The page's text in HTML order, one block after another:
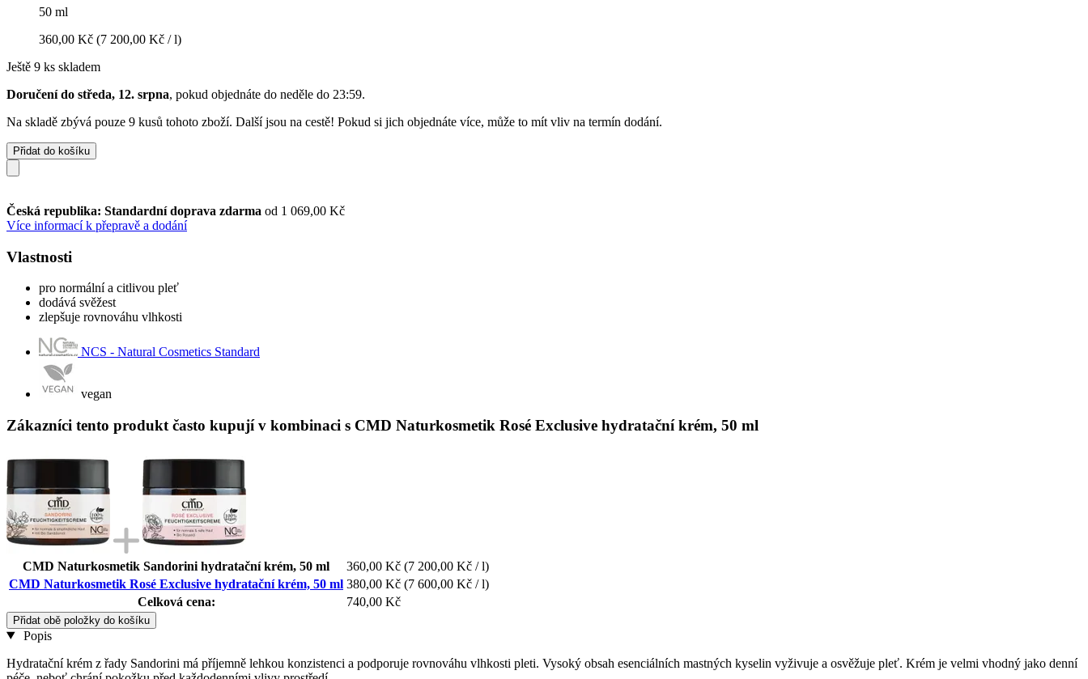
50 ml
360,00 Kč (7 200,00 Kč / l)
Ještě 9 ks skladem
Doručení do středa, 12. srpna, pokud objednáte do neděle do 23:59.
Na skladě zbývá pouze 9 kusů tohoto zboží. Další jsou na cestě! Pokud si jich objednáte více, může to mít vliv na termín dodání.
Přidat do košíku
Česká republika: Standardní doprava zdarma od 1 069,00 Kč
Více informací k přepravě a dodání
Vlastnosti
pro normální a citlivou pleť
dodává svěžest
zlepšuje rovnováhu vlhkosti
NCS - Natural Cosmetics Standard
vegan
Zákazníci tento produkt často kupují v kombinaci s CMD Naturkosmetik Rosé Exclusive hydratační krém, 50 ml
CMD Naturkosmetik Sandorini hydratační krém, 50 ml 360,00 Kč (7 200,00 Kč / l)
CMD Naturkosmetik Rosé Exclusive hydratační krém, 50 ml 380,00 Kč (7 600,00 Kč / l)
Celková cena:
740,00 Kč
Přidat obě položky do košíku
Popis
Hydratační krém z řady Sandorini má příjemně lehkou konzistenci a podporuje rovnováhu vlhkosti pleti. Vysoký obsah esenciálních mastných kyselin vyživuje a osvěžuje pleť. Krém je velmi vhodný jako denní